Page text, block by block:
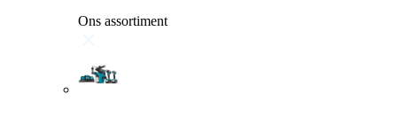
Ons assortiment